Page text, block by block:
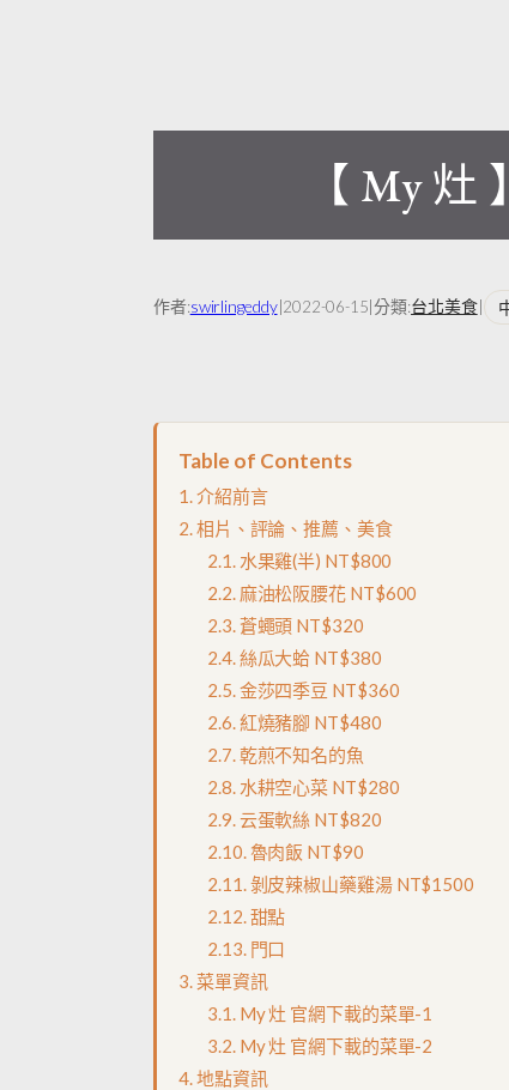
【 My
作者:swirlingeddy|2022-06-15|分類:台北美食|
Table of Contents
介紹前言
相片、評論、推薦、美食
水果雞(半) NT$800
麻油松阪腰花 NT$600
蒼蠅頭 NT$320
絲瓜大蛤 NT$380
金莎四季豆 NT$360
紅燒豬腳 NT$480
乾煎不知名的魚
水耕空心菜 NT$280
云蛋軟絲 NT$820
魯肉飯 NT$90
剝皮辣椒山藥雞湯 NT$1500
甜點
門口
菜單資訊
My 灶 官網下載的菜單-1
My 灶 官網下載的菜單-2
地點資訊